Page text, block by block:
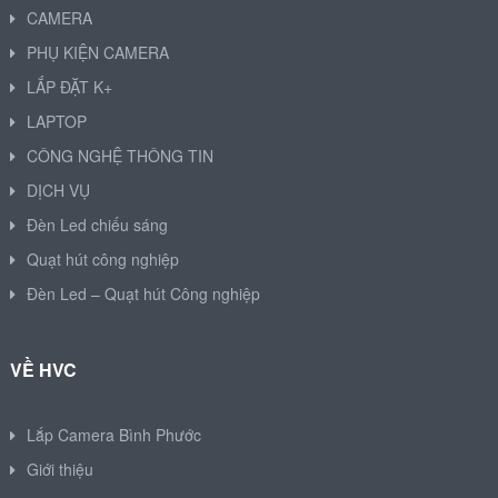
CAMERA
PHỤ KIỆN CAMERA
LẮP ĐẶT K+
LAPTOP
CÔNG NGHỆ THÔNG TIN
DỊCH VỤ
Đèn Led chiếu sáng
Quạt hút công nghiệp
Đèn Led – Quạt hút Công nghiệp
VỀ HVC
Lắp Camera Bình Phước
Giới thiệu